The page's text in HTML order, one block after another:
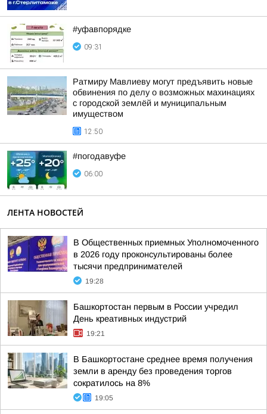
#уфавпорядке
09:31
Ратмиру Мавлиеву могут предъявить новые
обвинения по делу о возможных махинациях
с городской землёй и муниципальным
имуществом
12:50
#погодавуфе
06:00
ЛЕНТА НОВОСТЕЙ
В Общественных приемных Уполномоченного
в 2026 году проконсультированы более
тысячи предпринимателей
19:28
Башкортостан первым в России учредил
День креативных индустрий
19:21
В Башкортостане среднее время получения
земли в аренду без проведения торгов
сократилось на 8%
19:05